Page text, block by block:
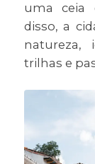
uma ceia
disso, a
natureza,
trilhas e